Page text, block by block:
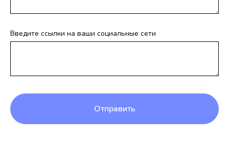
Введите ссылки на ваши социальные сети
Отправить